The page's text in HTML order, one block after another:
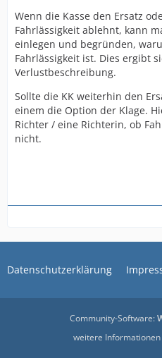
Wenn die Kasse den Ersatz
Fahrlässigkeit ablehnt, kann
einlegen und begründen,
Fahrlässigkeit ist. Dies ergibt
Verlustbeschreibung.
Sollte die KK weiterhin den
einem die Option der Klage.
Richter / eine Richterin, ob
nicht.
Datenschutzerklärung
Community-Software:
weitere